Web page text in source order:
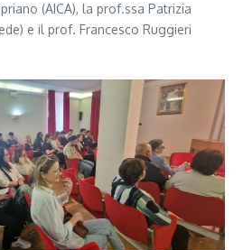
(AICA), la prof.ssa Patrizia
e il prof. Francesco Ruggieri